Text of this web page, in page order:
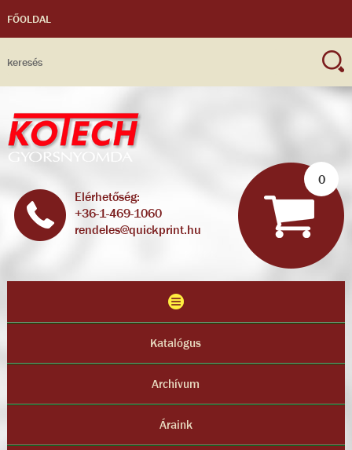
FŐOLDAL
Elérhetőség:
+36-1-469-1060
rendeles@quickprint.hu
0
Katalógus
Archívum
Áraink